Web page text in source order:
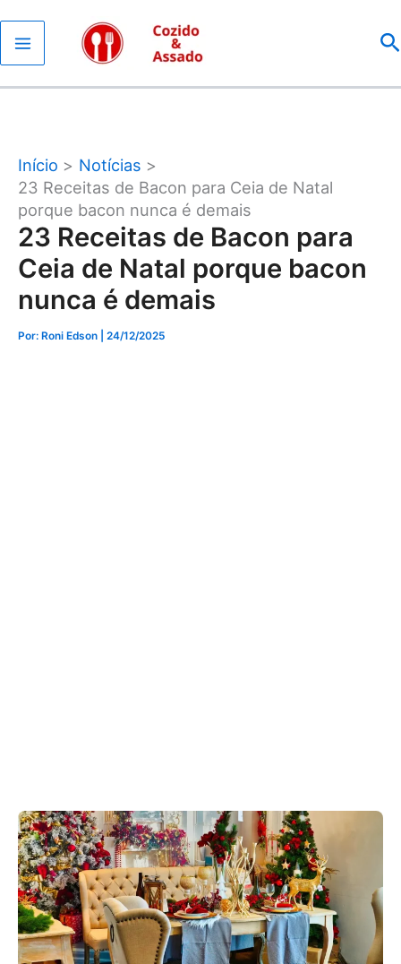
para
o
conteúdo
Início
Notícias
23 Receitas de Bacon para Ceia de Natal
porque bacon nunca é demais
23 Receitas de Bacon para
Ceia de Natal porque bacon
nunca é demais
Por: Roni Edson | 24/12/2025